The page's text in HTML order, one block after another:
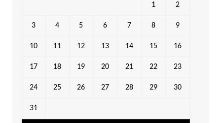
1 2
3 4 5 6 7 8 9
10 11 12 13 14 15 16
17 18 19 20 21 22 23
24 25 26 27 28 29 30
31